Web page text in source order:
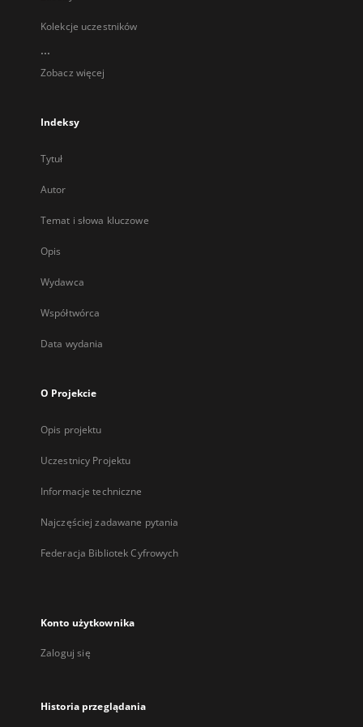
Kolekcje uczestników
...
Zobacz więcej
Indeksy
Tytuł
Autor
Temat i słowa kluczowe
Opis
Wydawca
Współtwórca
Data wydania
O Projekcie
Opis projektu
Uczestnicy Projektu
Informacje techniczne
Najczęściej zadawane pytania
Federacja Bibliotek Cyfrowych
Konto użytkownika
Zaloguj się
Historia przeglądania